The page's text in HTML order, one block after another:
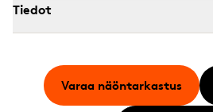
Tiedot
Varaa näöntarkastus